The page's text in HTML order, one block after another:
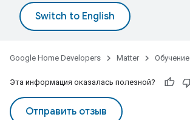
Google Home Developers Matter Обучение
Эта информация оказалась полезной?
Отправить отзыв